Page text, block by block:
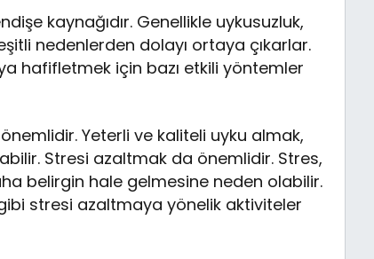
kaynağıdır. Genellikle uykusuzluk,
nedenlerden dolayı ortaya çıkarlar.
hafifletmek için bazı etkili yöntemler
Yeterli ve kaliteli uyku almak,
Stresi azaltmak da önemlidir. Stres,
belirgin hale gelmesine neden olabilir.
stresi azaltmaya yönelik aktiviteler